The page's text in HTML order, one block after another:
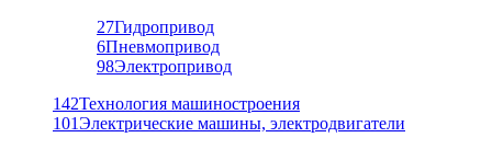
27Гидропривод
6Пневмопривод
98Электропривод
142Технология машиностроения
101Электрические машины, электродвигатели